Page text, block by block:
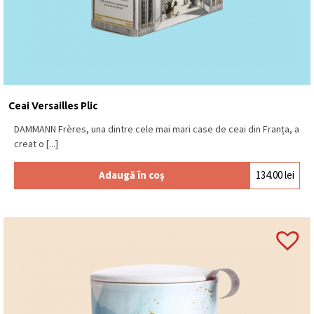
Brand ceai: DAMMANN Frères
Țara de origine: Franța
Ceai Versailles Plic
DAMMANN Frères, una dintre cele mai mari case de ceai din Franța, a
creat o [...]
Adaugă în coș 134.00lei